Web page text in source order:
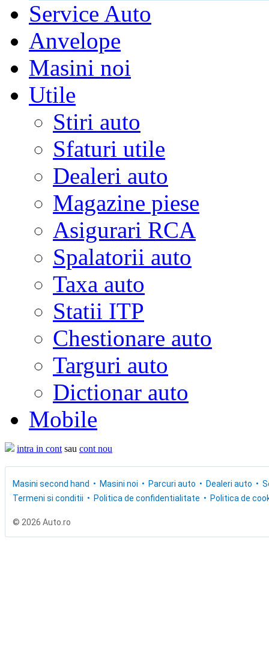
Service Auto
Anvelope
Masini noi
Utile
Stiri auto
Sfaturi utile
Dealeri auto
Magazine piese
Asigurari RCA
Spalatorii auto
Taxa auto
Statii ITP
Chestionare auto
Targuri auto
Dictionar auto
Mobile
intra in cont sau cont nou
Masini second hand Masini noi Parcuri auto Dealeri auto
Termeni si conditii
Politica de confidentialitate Politica de
© 2026 Auto.ro